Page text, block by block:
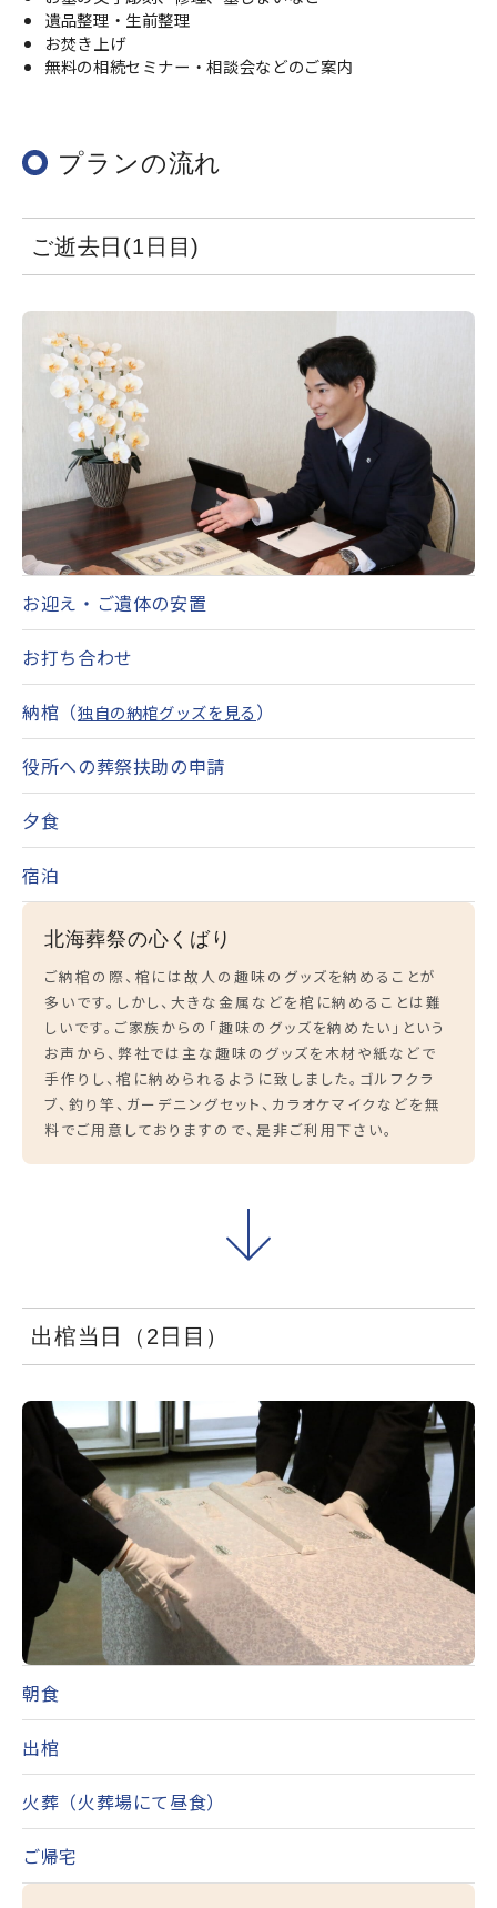
遺品整理・生前整理
お焚き上げ
無料の相続セミナー・相談会などのご案内
プランの流れ
ご逝去日(1日目)
お迎え・ご遺体の安置
お打ち合わせ
納棺（独自の納棺グッズを見る）
役所への葬祭扶助の申請
夕食
宿泊
北海葬祭の心くばり
ご納棺の際、棺には故人の趣味のグッズを納めることが
多いです。しかし、大きな金属などを棺に納めることは難
しいです。ご家族からの「趣味のグッズを納めたい」という
お声から、弊社では主な趣味のグッズを木材や紙などで
手作りし、棺に納められるように致しました。ゴルフクラ
ブ、釣り竿、ガーデニングセット、カラオケマイクなどを無
料でご用意しておりますので、是非ご利用下さい。
出棺当日（2日目）
朝食
出棺
火葬（火葬場にて昼食）
ご帰宅